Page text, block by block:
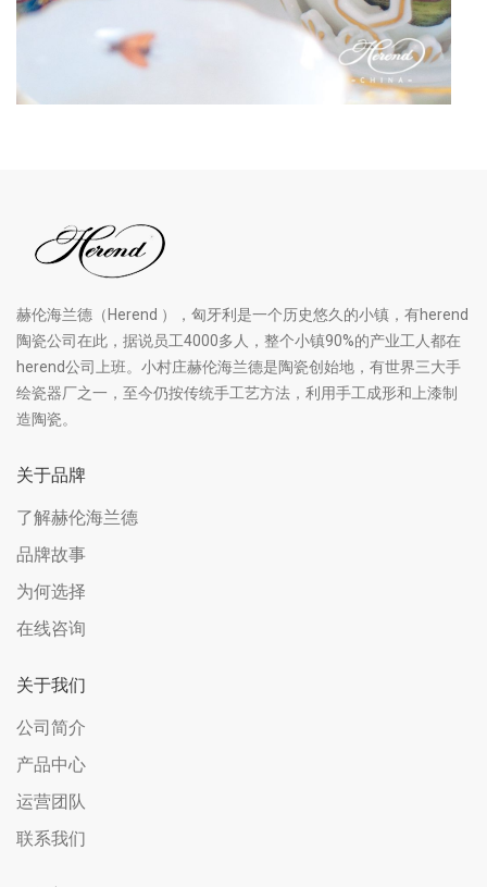
赫伦海兰德（Herend ），匈牙利是一个历史悠久的小镇，有herend
陶瓷公司在此，据说员工4000多人，整个小镇90%的产业工人都在
herend公司上班。小村庄赫伦海兰德是陶瓷创始地，有世界三大手
绘瓷器厂之一，至今仍按传统手工艺方法，利用手工成形和上漆制
造陶瓷。
关于品牌
了解赫伦海兰德
品牌故事
为何选择
在线咨询
关于我们
公司简介
产品中心
运营团队
联系我们